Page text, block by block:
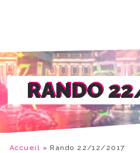
RANDO
Accueil » Rando 22/12/2017